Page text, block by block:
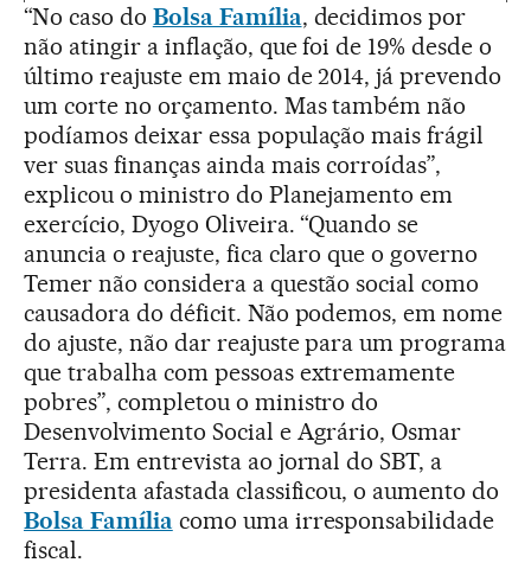
“No caso do Bolsa Família, decidimos por
não atingir a inflação, que foi de 19% desde o
último reajuste em maio de 2014, já prevendo
um corte no orçamento. Mas também não
podíamos deixar essa população mais frágil
ver suas finanças ainda mais corroídas”,
explicou o ministro do Planejamento em
exercício, Dyogo Oliveira. “Quando se
anuncia o reajuste, fica claro que o governo
Temer não considera a questão social como
causadora do déficit. Não podemos, em nome
do ajuste, não dar reajuste para um programa
que trabalha com pessoas extremamente
pobres”, completou o ministro do
Desenvolvimento Social e Agrário, Osmar
Terra. Em entrevista ao jornal do SBT, a
presidenta afastada classificou, o aumento do
Bolsa Família como uma irresponsabilidade
fiscal.